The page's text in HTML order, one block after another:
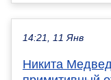
14:21, 11 Янв
Никита